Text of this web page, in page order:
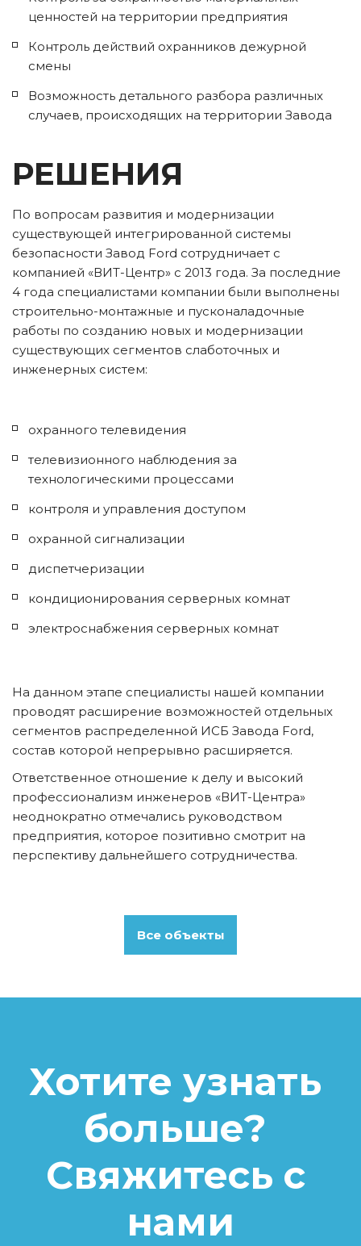
ценностей на территории предприятия
Контроль действий охранников дежурной
смены
Возможность детального разбора различных
случаев, происходящих на территории Завода
РЕШЕНИЯ
По вопросам развития и модернизации
существующей интегрированной системы
безопасности Завод Ford сотрудничает с
компанией «ВИТ-Центр» с 2013 года. За последние
4 года специалистами компании были выполнены
строительно-монтажные и пусконаладочные
работы по созданию новых и модернизации
существующих сегментов слаботочных и
инженерных систем:
охранного телевидения
телевизионного наблюдения за
технологическими процессами
контроля и управления доступом
охранной сигнализации
диспетчеризации
кондиционирования серверных комнат
электроснабжения серверных комнат
На данном этапе специалисты нашей компании
проводят расширение возможностей отдельных
сегментов распределенной ИСБ Завода Ford,
состав которой непрерывно расширяется.
Ответственное отношение к делу и высокий
профессионализм инженеров «ВИТ-Центра»
неоднократно отмечались руководством
предприятия, которое позитивно смотрит на
перспективу дальнейшего сотрудничества.
Все объекты
Хотите узнать
больше?
Свяжитесь с
нами